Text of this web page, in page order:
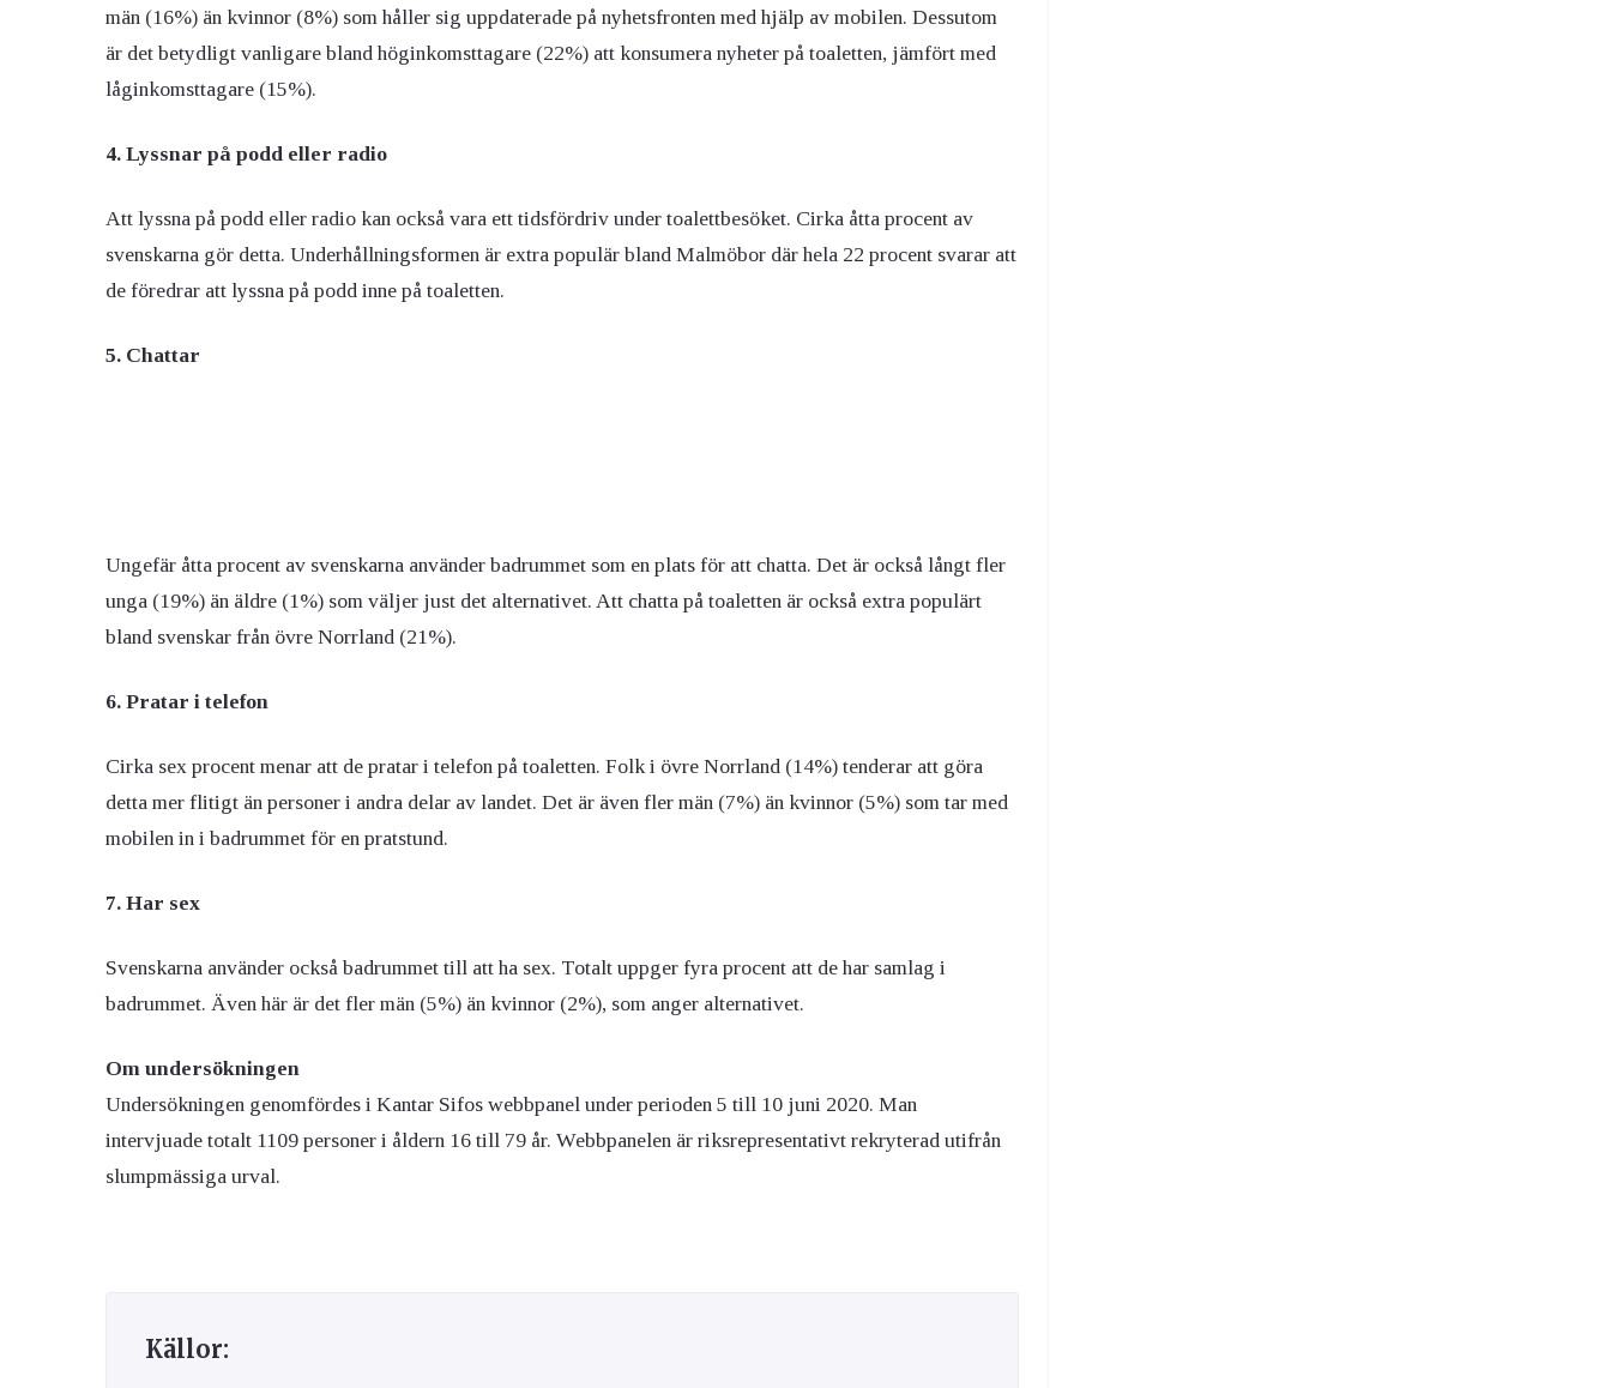
män (16%) än kvinnor (8%) som håller sig uppdaterade på nyhetsfronten med hjälp av mobilen. Dessutom
är det betydligt vanligare bland höginkomsttagare (22%) att konsumera nyheter på toaletten, jämfört med
låginkomsttagare (15%).
4. Lyssnar på podd eller radio
Att lyssna på podd eller radio kan också vara ett tidsfördriv under toalettbesöket. Cirka åtta procent av
svenskarna gör detta. Underhållningsformen är extra populär bland Malmöbor där hela 22 procent svarar att
de föredrar att lyssna på podd inne på toaletten.
5. Chattar
Ungefär åtta procent av svenskarna använder badrummet som en plats för att chatta. Det är också långt fler
unga (19%) än äldre (1%) som väljer just det alternativet. Att chatta på toaletten är också extra populärt
bland svenskar från övre Norrland (21%).
6. Pratar i telefon
Cirka sex procent menar att de pratar i telefon på toaletten. Folk i övre Norrland (14%) tenderar att göra
detta mer flitigt än personer i andra delar av landet. Det är även fler män (7%) än kvinnor (5%) som tar med
mobilen in i badrummet för en pratstund.
7. Har sex
Svenskarna använder också badrummet till att ha sex. Totalt uppger fyra procent att de har samlag i
badrummet. Även här är det fler män (5%) än kvinnor (2%), som anger alternativet.
Om undersökningen
Undersökningen genomfördes i Kantar Sifos webbpanel under perioden 5 till 10 juni 2020. Man
intervjuade totalt 1109 personer i åldern 16 till 79 år. Webbpanelen är riksrepresentativt rekryterad utifrån
slumpmässiga urval.
Källor: